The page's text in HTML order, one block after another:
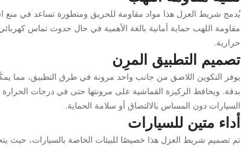
يُدمج شريط العزل هذا مواد مقاومة للحريق ومتطورة تساعد في منع
مقاومة اللهب حماية أمانية بالغة الأهمية في حال حدوث تماس
حرارية.
تصميم التطبيق المرِن
يوفر التكوين اللاصق من جانب واحد مرونة في طرق التطبيق، مما
بدقة. ويحافظ الركيزة القماشية على مرونتها حتى في درجات
السيارات دون المساس بالالتصاق أو سلامة الحماية.
أداء متين للسيارات
تم تصميم شريط العزل هذا خصيصًا للبيئات الخاصة بالسيارات، حيث